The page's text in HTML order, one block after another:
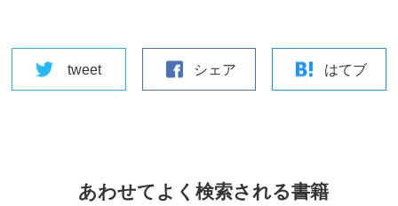
tweet シェア はてブ
あわせてよく検索される書籍